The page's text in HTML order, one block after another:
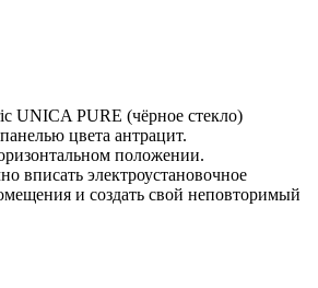
UNICA PURE (чёрное стекло)
цвета антрацит.
положении.
вписать электроустановочное
и создать свой неповторимый